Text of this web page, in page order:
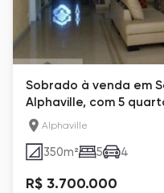
Sobrado à venda em
Alphaville, com 5
Alphaville
350m² 5 4
R$ 3.700.000